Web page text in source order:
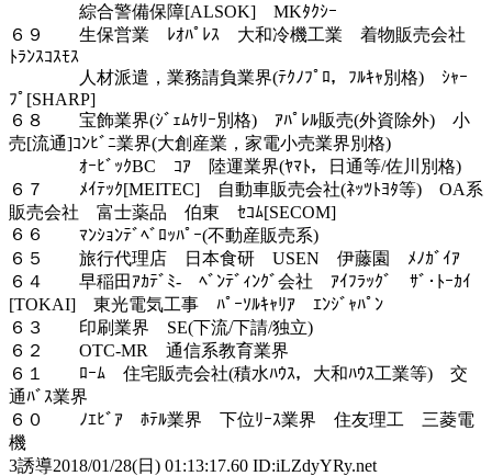
綜合警備保障[ALSOK] MKﾀｸｼｰ
６９ 生保営業 ﾚｵﾊﾟﾚｽ 大和冷機工業 着物販売会社
ﾄﾗﾝｽｺｽﾓｽ
人材派遣，業務請負業界(ﾃｸﾉﾌﾟﾛ，ﾌﾙｷｬ別格) ｼｬｰ
ﾌﾟ[SHARP]
６８ 宝飾業界(ｼﾞｪﾑｹﾘｰ別格) ｱﾊﾟﾚﾙ販売(外資除外) 小
売[流通]ｺﾝﾋﾞﾆ業界(大創産業，家電小売業界別格)
ｵｰﾋﾞｯｸBC ｺｱ 陸運業界(ﾔﾏﾄ，日通等/佐川別格)
６７ ﾒｲﾃｯｸ[MEITEC] 自動車販売会社(ﾈｯﾂﾄﾖﾀ等) OA系
販売会社 富士薬品 伯東 ｾｺﾑ[SECOM]
６６ ﾏﾝｼｮﾝﾃﾞﾍﾞﾛｯﾊﾟｰ(不動産販売系)
６５ 旅行代理店 日本食研 USEN 伊藤園 ﾒﾉｶﾞｲｱ
６４ 早稲田ｱｶﾃﾞﾐ- ﾍﾞﾝﾃﾞｨﾝｸﾞ会社 ｱｲﾌﾗｯｸﾞ ｻﾞ･ﾄｰｶｲ
[TOKAI] 東光電気工事 ﾊﾟｰｿﾙｷｬﾘｱ ｴﾝｼﾞｬﾊﾟﾝ
６３ 印刷業界 SE(下流/下請/独立)
６２ OTC-MR 通信系教育業界
６１ ﾛｰﾑ 住宅販売会社(積水ﾊｳｽ，大和ﾊｳｽ工業等) 交
通ﾊﾞｽ業界
６０ ﾉｴﾋﾞｱ ﾎﾃﾙ業界 下位ﾘｰｽ業界 住友理工 三菱電
機
3誘導2018/01/28(日) 01:13:17.60 ID:iLZdyYRy.net